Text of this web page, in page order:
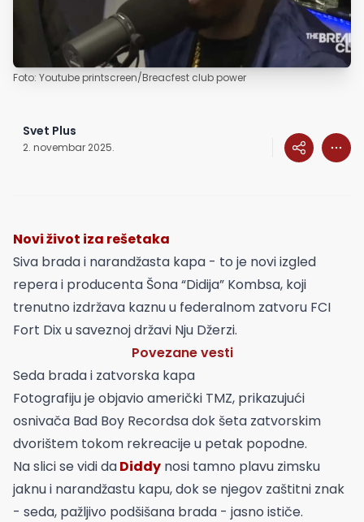
Foto: Youtube printscreen/Breacfest club power
Svet Plus
2. novembar 2025.
Novi život iza rešetaka
Siva brada i narandžasta kapa - to je novi izgled
repera i producenta Šona “Didija” Kombsa, koji
trenutno izdržava kaznu u federalnom zatvoru FCI
Fort Dix u saveznoj državi Nju Džerzi.
Povezane vesti
Seda brada i zatvorska kapa
Fotografiju je objavio američki TMZ, prikazujući
osnivača Bad Boy Recordsa dok šeta zatvorskim
dvorištem tokom rekreacije u petak popodne.
Na slici se vidi daDiddy nosi tamno plavu zimsku
jaknu i narandžastu kapu, dok se njegov zaštitni znak
- seda, pažljivo podšišana brada - jasno ističe.